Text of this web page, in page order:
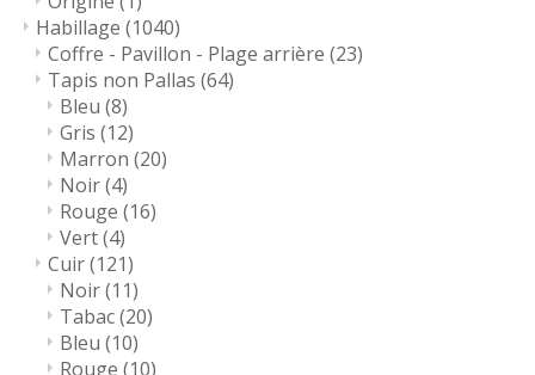
Habillage (1040)
Coffre - Pavillon - Plage arrière (23)
Tapis non Pallas (64)
Bleu (8)
Gris (12)
Marron (20)
Noir(4)
Rouge (16)
Vert(4)
Cuir(121)
Noir(11)
Tabac(20)
Bleu (10)
Rouge (10)